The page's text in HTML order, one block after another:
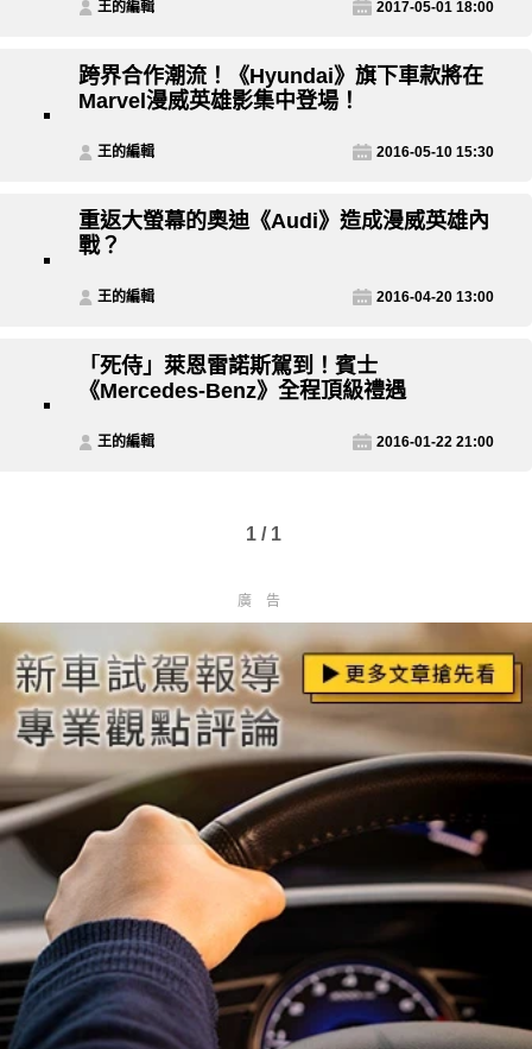
王的編輯 2017-05-01 18:00
跨界合作潮流！《Hyundai》旗下車款將在
Marvel漫威英雄影集中登場！
王的編輯 2016-05-10 15:30
重返大螢幕的奧迪《Audi》造成漫威英雄內
戰？
王的編輯 2016-04-20 13:00
「死侍」萊恩雷諾斯駕到！賓士
《Mercedes-Benz》全程頂級禮遇
王的編輯 2016-01-22 21:00
1 / 1
廣告